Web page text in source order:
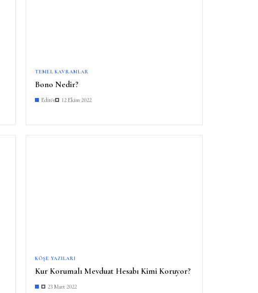
TEMEL KAVRAMLAR
Bono Nedir?
Editör 12 Ekim 2022
KÖŞE YAZILARI
Kur Korumalı Mevduat Hesabı Kimi Koruyor?
23 Mart 2022